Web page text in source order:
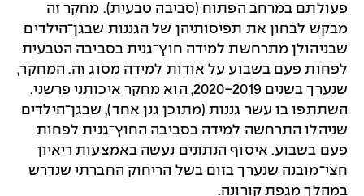
פעולתם במרחב הפתוח (סביבה טבעית). מחקר זה
מבקש לבחון את תפיסותיהן של הגננות שבגן־הילדים
שבניהולן מתרחשת למידה חוץ־גנית בסביבה הטבעית
לפחות פעם בשבוע על אודות למידה מסוג זה. המחקר,
שנערך בשנים 2020-2019, הוא מחקר איכותני פרשני.
השתתפו בו עשר גננות (מתוכן גנן אחד), שבגן־הילדים
שניהלו התרחשה למידה בסביבה החוץ־גנית לפחות
פעם בשבוע. איסוף הנתונים נעשה באמצעות ריאיון
חצי־מובנה שנערך בזום בשל הריחוק החברתי שנדרש
במהלך מגפת קורונה.